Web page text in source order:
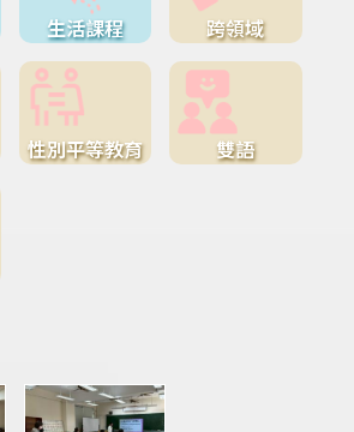
生活課程 跨領域
性別平等教育 雙語